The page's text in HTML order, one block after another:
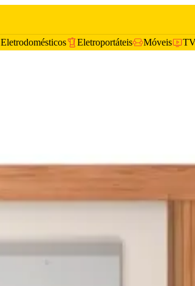
Eletrodomésticos Eletroportáteis Móveis